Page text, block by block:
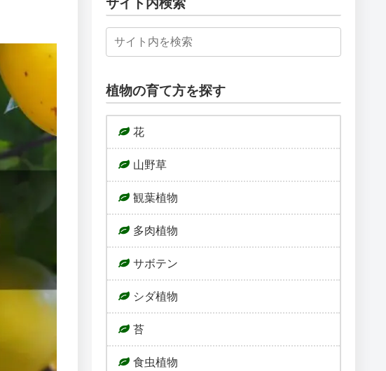
サイト内検索
植物の育て方を探す
花
山野草
観葉植物
多肉植物
サボテン
シダ植物
苔
食虫植物